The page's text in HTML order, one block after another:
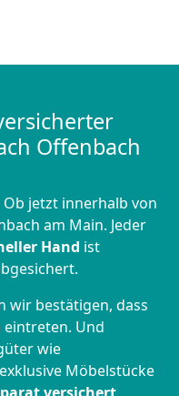
Offenbach
jetzt innerhalb von
am Main. Jeder
Hand ist
wir bestätigen, dass
Und
wie
Möbelstücke